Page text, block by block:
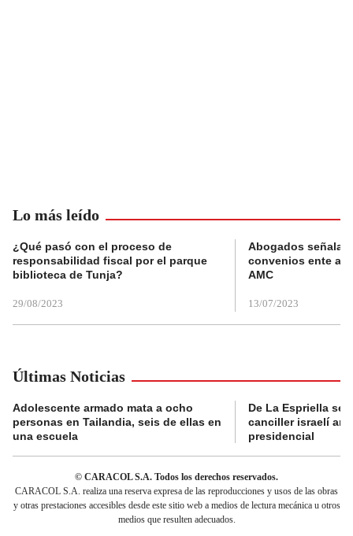
Lo más leído
¿Qué pasó con el proceso de
responsabilidad fiscal por el parque
biblioteca de Tunja?
29/08/2023
Abogados
convenios ente
AMC
13/07/2023
Últimas Noticias
Adolescente armado mata a ocho
personas en Tailandia, seis de ellas en
una escuela
De La Espriella se
canciller israelí
presidencial
© CARACOL S.A. Todos los derechos reservados.
CARACOL S.A. realiza una reserva expresa de las reproducciones y usos de las obras
y otras prestaciones accesibles desde este sitio web a medios de lectura mecánica u otros
medios que resulten adecuados.